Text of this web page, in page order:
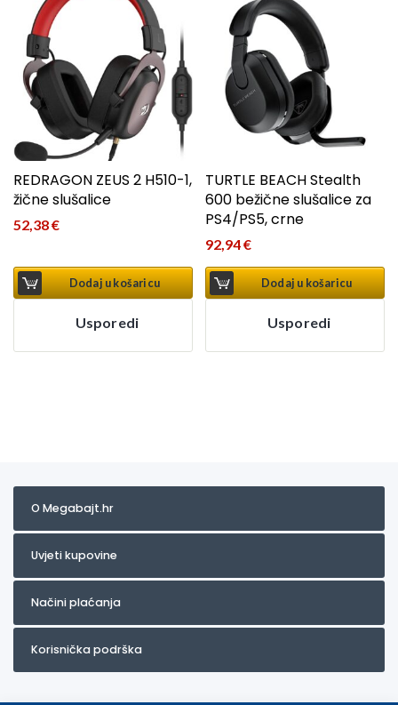
REDRAGON ZEUS 2 H510-1,
žične slušalice
52,38€
Dodaj u košaricu
Usporedi
TURTLE BEACH Stealth
600 bežične slušalice za
PS4/PS5, crne
92,94€
Dodaj u košaricu
Usporedi
O Megabajt.hr
Uvjeti kupovine
Načini plaćanja
Korisnička podrška